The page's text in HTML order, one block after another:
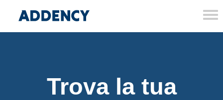
Trova la tua